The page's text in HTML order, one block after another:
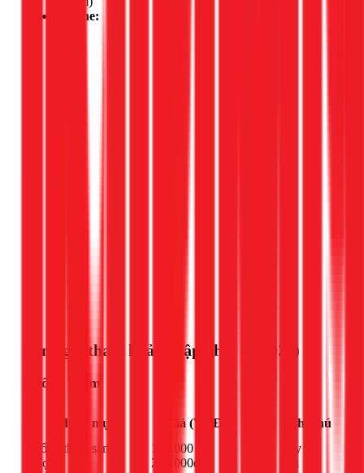
Hotline:
Bảng giá tham khảo (Cập nhật 03/2026)
Chống thấm
Hạng mục Giá (VNĐ)
Ghi chú
Chống thấm sân
thượng
120.000 -
250.000đ
Tùy vật